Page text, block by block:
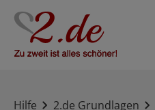
Hilfe 2.de Grundlagen